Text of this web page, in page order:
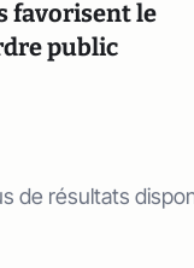
favorisent le
public
de résultats